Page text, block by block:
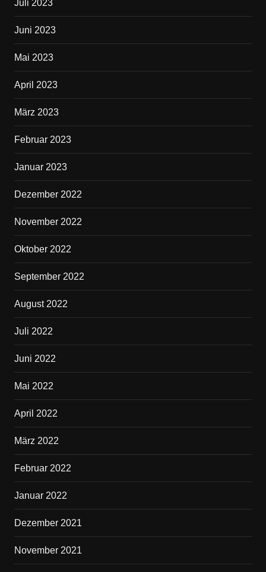
Juli 2023
Juni 2023
Mai 2023
April 2023
März 2023
Februar 2023
Januar 2023
Dezember 2022
November 2022
Oktober 2022
September 2022
August 2022
Juli 2022
Juni 2022
Mai 2022
April 2022
März 2022
Februar 2022
Januar 2022
Dezember 2021
November 2021